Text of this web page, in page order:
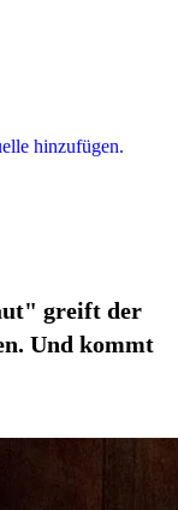
hinzufügen.
greift der
Und kommt